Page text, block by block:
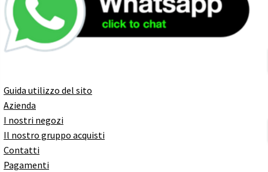
Guida utilizzo del sito
Azienda
I nostri negozi
Il nostro gruppo acquisti
Contatti
Pagamenti